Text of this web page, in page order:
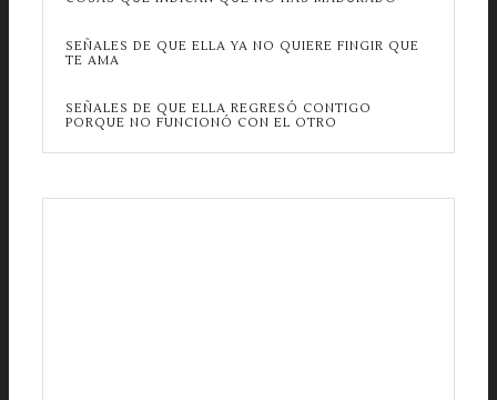
SEÑALES DE QUE ELLA YA NO QUIERE FINGIR QUE
TE AMA
SEÑALES DE QUE ELLA REGRESÓ CONTIGO
PORQUE NO FUNCIONÓ CON EL OTRO